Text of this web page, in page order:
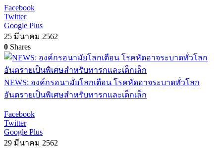
Facebook
Twitter
Google Plus
25 มีนาคม 2562
0 Shares
NEWS: องค์กรอนามัยโลกเตือน โรคหัดอาจระบาดทั่วโลก
อันตรายเป็นพิเศษสำหรับทารกเเละเด็กเล็ก
Facebook
Twitter
Google Plus
29 มีนาคม 2562